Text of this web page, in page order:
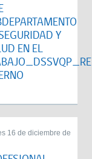
Y
EN EL
16 de diciembre de